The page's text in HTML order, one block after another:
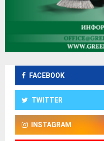
FACEBOOK
TWITTER
INSTAGRAM